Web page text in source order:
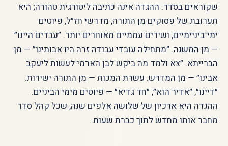
שקוראים בסדר. ההגדה אינה כתיבה ליטורגית טהורה; היא
תערובת של פסוקים מן התורה, מדרשי חז״ל, פיוטים
ימי־ביניימיים, ושירים עממיים מאוחרים יותר. ״עבדים היינו״
— מן המשנה. ״מתחילה עובדי עבודה זרה היו אבותינו״ — מן
הברייתא. ״צא ולמד מה ביקש לבן הארמי לעשות ליעקב
אבינו״ — מן המדרש. עשרת המכות — מן התורה ישירות.
״דיינו״, ״אדיר הוא״, ״חד גדיא״ — פיוטים מימי הביניים.
ההגדה היא ארכיון של שלושה אלפים שנה, שכל קהל סדר
מחבר אותו מחדש לתוך כברת שעות.